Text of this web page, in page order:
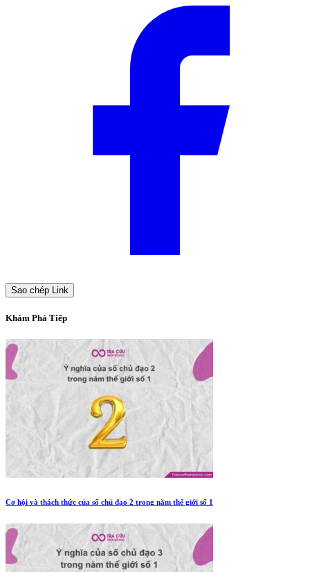
Sao chép Link
Khám Phá Tiếp
Cơ hội và thách thức của số chủ đạo 2 trong năm thế giới số 1